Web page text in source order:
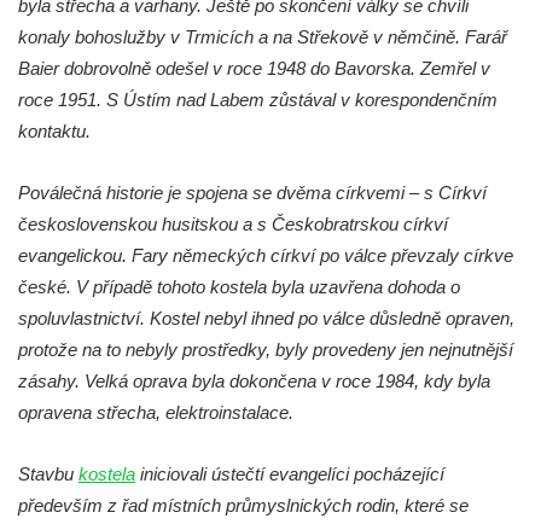
Márnice na hřbitově v Kozlech
Vesnický kostel v Reinhardtsdorfu
Kaple Nanebevstoupení Panny Marie ve
Svitavě
Výklenková kaple Piety ve Svojkově
Kostel Nejsvětější Trojice ve Velenicích
Kostel svatého Vavřince v Okounově
Kostel Nanebevzetí Panny Marie (St. Mariä
Kostel svaté Máří Magdaleny u hradu
Krasíkov
byla střecha a varhany. Ještě po skončení války se chvíli
konaly bohoslužby v Trmicích a na Střekově v němčině. Farář
Baier dobrovolně odešel v roce 1948 do Bavorska. Zemřel v
roce 1951. S Ústím nad Labem zůstával v korespondenčním
kontaktu.
Poválečná historie je spojena se dvěma církvemi – s Církví
československou husitskou a s Českobratrskou církví
evangelickou. Fary německých církví po válce převzaly církve
české. V případě tohoto kostela byla uzavřena dohoda o
spoluvlastnictví. Kostel nebyl ihned po válce důsledně opraven,
protože na to nebyly prostředky, byly provedeny jen nejnutnější
zásahy. Velká oprava byla dokončena v roce 1984, kdy byla
opravena střecha, elektroinstalace.
Stavbu kostela iniciovali ústečtí evangelíci pocházející
především z řad místních průmyslnických rodin, které se